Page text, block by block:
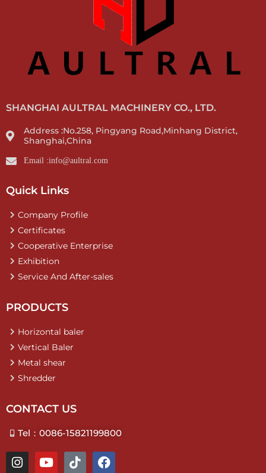
SHANGHAI AULTRAL MACHINERY CO., LTD.
Address :No.258, Pingyang Road,Minhang District,
Shanghai,China
Email :info@aultral.com
Quick Links
Company Profile
Certificates
Cooperative Enterprise
Exhibition
Service And After-sales
PRODUCTS
Horizontal baler
Vertical Baler
Metal shear
Shredder
CONTACT US
Tel：0086-15821199800
I
n
Y
o
T
i
F
a